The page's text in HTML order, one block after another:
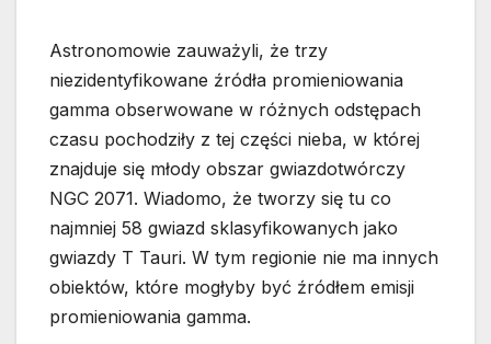
Astronomowie zauważyli, że trzy
niezidentyfikowane źródła promieniowania
gamma obserwowane w różnych odstępach
czasu pochodziły z tej części nieba, w której
znajduje się młody obszar gwiazdotwórczy
NGC 2071. Wiadomo, że tworzy się tu co
najmniej 58 gwiazd sklasyfikowanych jako
gwiazdy T Tauri. W tym regionie nie ma innych
obiektów, które mogłyby być źródłem emisji
promieniowania gamma.